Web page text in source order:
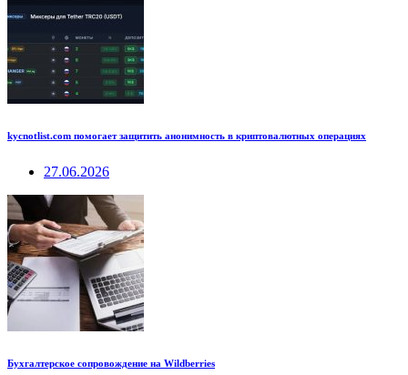
kycnotlist.com помогает защитить анонимность в криптовалютных операциях
27.06.2026
Бухгалтерское сопровождение на Wildberries